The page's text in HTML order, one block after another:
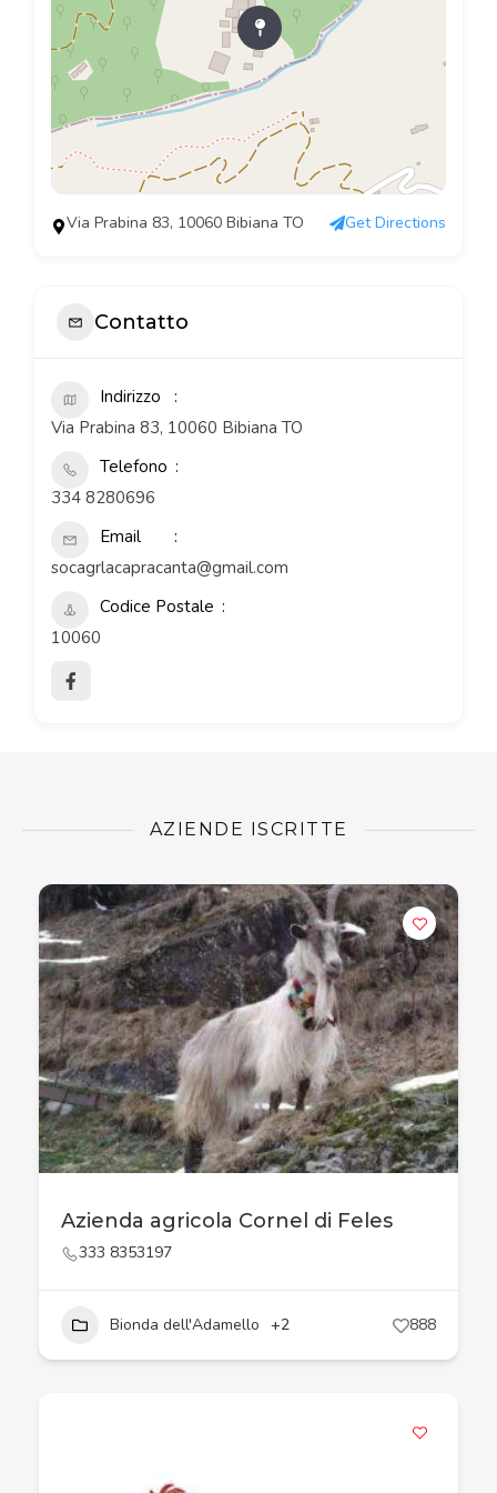
Via Prabina 83, 10060 Bibiana TO Get Directions
Contatto
Indirizzo
Via Prabina 83, 10060 Bibiana TO
Telefono
334 8280696
Email
socagrlacapracanta@gmail.com
Codice Postale
10060
AZIENDE ISCRITTE
Azienda agricola Cornel di Feles
333 8353197
Bionda dell'Adamello +2 888